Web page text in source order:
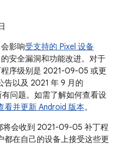
影响受支持的 Pixel 设备
安全漏洞和功能改进。对于
序级别是 2021-09-05 或更
告以及 2021 年 9 月的
问题。如需了解如何查看设
看并更新 Android 版本。
将会收到 2021-09-05 补丁程
都在自己的设备上接受这些更